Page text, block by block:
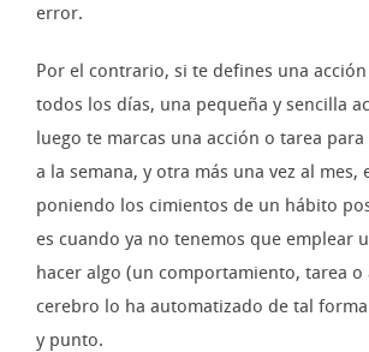
error.
Por el contrario, si te defines una
todos los días, una pequeña y sencilla
luego te marcas una acción o tarea
a la semana, y otra más una vez al mes,
poniendo los cimientos de un hábito
es cuando ya no tenemos que emplear
hacer algo (un comportamiento, tarea o
cerebro lo ha automatizado de tal
y punto.